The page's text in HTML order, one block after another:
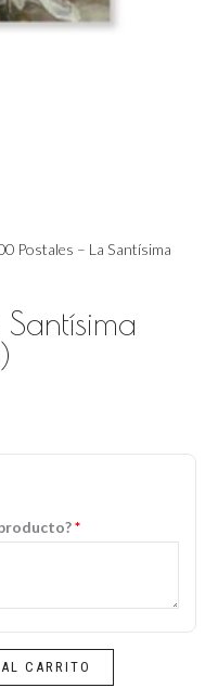
Postales – La Santísima
*
CARRITO